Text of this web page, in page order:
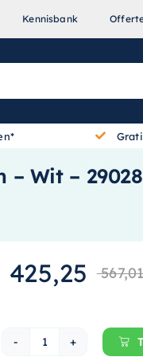
Kennisbank
Wit –
425,25
Ideavit